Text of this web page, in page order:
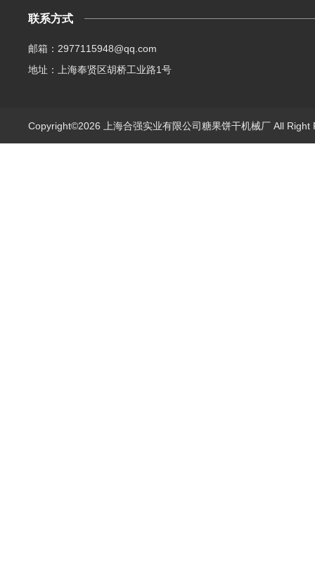
联系方式
邮箱：2977115948@qq.com
地址：上海奉贤区胡桥工业路1号
Copyright©2026 上海合强实业有限公司糖果饼干机械厂 All